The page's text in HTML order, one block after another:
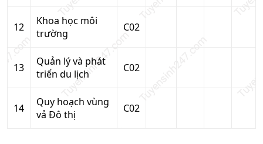
12
Khoa học môi
trường
C02
13
Quản lý và phát
triển du lịch
C02
14
Quy hoạch vùng
vả Đô thị
C02